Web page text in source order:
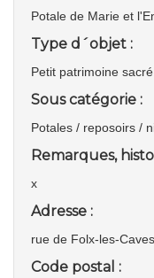
Potale de Marie et
Type d´objet :
Petit patrimoine sacré
Sous catégorie :
Potales / reposoirs /
Remarques,
x
Adresse :
rue de Folx-les-
Code postal :